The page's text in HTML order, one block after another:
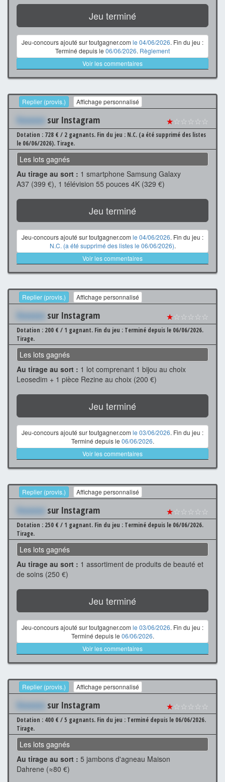
Jeu terminé
Jeu-concours ajouté sur toutgagner.com le 04/06/2026. Fin du jeu :
Terminé depuis le 06/06/2026. Règlement
Voir les commentaires
Replier (provis.) Affichage personnalisé
Xxxxxxx sur Instagram ★☆☆☆☆☆
Dotation : 728 € / 2 gagnants. Fin du jeu : N.C. (a été supprimé des listes
le 06/06/2026). Tirage.
Les lots gagnés
Au tirage au sort : 1 smartphone Samsung Galaxy
A37 (399 €), 1 télévision 55 pouces 4K (329 €)
Jeu terminé
Jeu-concours ajouté sur toutgagner.com le 04/06/2026. Fin du jeu :
N.C. (a été supprimé des listes le 06/06/2026).
Voir les commentaires
Replier (provis.) Affichage personnalisé
Xxxxxxx sur Instagram ★☆☆☆☆☆
Dotation : 200 € / 1 gagnant. Fin du jeu : Terminé depuis le 06/06/2026.
Tirage.
Les lots gagnés
Au tirage au sort : 1 lot comprenant 1 bijou au choix
Leosedim + 1 pièce Rezine au choix (200 €)
Jeu terminé
Jeu-concours ajouté sur toutgagner.com le 03/06/2026. Fin du jeu :
Terminé depuis le 06/06/2026.
Voir les commentaires
Replier (provis.) Affichage personnalisé
Xxxxxxx sur Instagram ★☆☆☆☆☆
Dotation : 250 € / 1 gagnant. Fin du jeu : Terminé depuis le 06/06/2026.
Tirage.
Les lots gagnés
Au tirage au sort : 1 assortiment de produits de beauté et
de soins (250 €)
Jeu terminé
Jeu-concours ajouté sur toutgagner.com le 03/06/2026. Fin du jeu :
Terminé depuis le 06/06/2026.
Voir les commentaires
Replier (provis.) Affichage personnalisé
Xxxxxxx sur Instagram ★☆☆☆☆☆
Dotation : 400 € / 5 gagnants. Fin du jeu : Terminé depuis le 06/06/2026.
Tirage.
Les lots gagnés
Au tirage au sort : 5 jambons d'agneau Maison
Dahrene (≈80 €)